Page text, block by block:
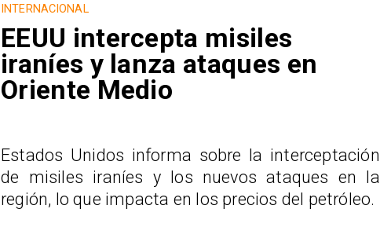
INTERNACIONAL
EEUU intercepta misiles
iraníes y lanza ataques en
Oriente Medio
Estados Unidos informa sobre la interceptación
de misiles iraníes y los nuevos ataques en la
región, lo que impacta en los precios del petróleo.